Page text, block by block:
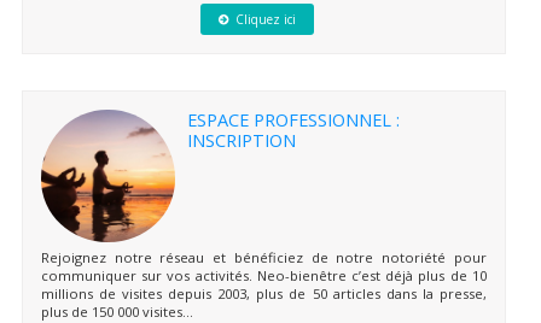
Cliquez ici
ESPACE PROFESSIONNEL :
INSCRIPTION
Rejoignez notre réseau et bénéficiez de notre notoriété pour
communiquer sur vos activités. Neo-bienêtre c’est déjà plus de 10
millions de visites depuis 2003, plus de 50 articles dans la presse,
plus de 150 000 visites...